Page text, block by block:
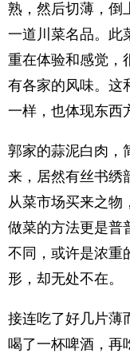
熟，然后切薄，倒
一道川菜名品。此
重在体验和感觉，
有各家的风味。这
一样，也体现东西
郭家的蒜泥白肉，
来，居然有丝书绣
从菜市场买来之物
做菜的方法更是普
不同，或许是浓重
形，却无处不在。
接连吃了好几片薄
喝了一杯啤酒，再